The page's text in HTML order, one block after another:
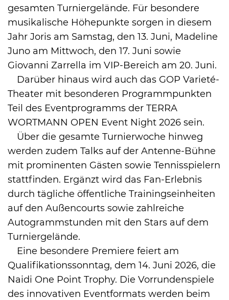
gesamten Turniergelände. Für besondere
musikalische Höhepunkte sorgen in diesem
Jahr Joris am Samstag, den 13. Juni, Madeline
Juno am Mittwoch, den 17. Juni sowie
Giovanni Zarrella im VIP-Bereich am 20. Juni.
Darüber hinaus wird auch das GOP Varieté-
Theater mit besonderen Programmpunkten
Teil des Eventprogramms der TERRA
WORTMANN OPEN Event Night 2026 sein.
Über die gesamte Turnierwoche hinweg
werden zudem Talks auf der Antenne-Bühne
mit prominenten Gästen sowie Tennisspielern
stattfinden. Ergänzt wird das Fan-Erlebnis
durch tägliche öffentliche Trainingseinheiten
auf den Außencourts sowie zahlreiche
Autogrammstunden mit den Stars auf dem
Turniergelände.
Eine besondere Premiere feiert am
Qualifikationssonntag, dem 14. Juni 2026, die
Naidi One Point Trophy. Die Vorrundenspiele
des innovativen Eventformats werden beim